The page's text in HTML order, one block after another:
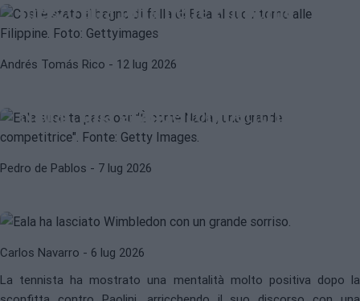
mezzo alla folla nelle Filippine
Andrés Tomás Rico - 12 lug 2026
WTA WIMBLEDON 2026
Nadal, una grande competitrice"
Pedro de Pablos - 7 lug 2026
Wimbledon: "È una delle migliori
Carlos Navarro - 6 lug 2026
La tennista ha mostrato una mentalità molto positiva dopo la